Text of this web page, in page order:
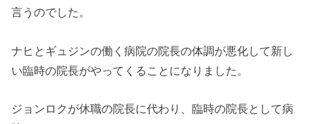
言うのでした。
ナヒとギュジンの働く病院の院長の体調が悪化して新し
い臨時の院長がやってくることになりました。
ジョンロクが休職の院長に代わり、臨時の院長として病